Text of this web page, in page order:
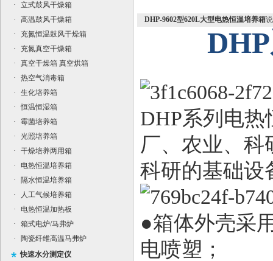
·
立式鼓风干燥箱
·
高温鼓风干燥箱
·
充氮恒温鼓风干燥箱
·
充氮真空干燥箱
·
真空干燥箱 真空烘箱
·
热空气消毒箱
·
生化培养箱
·
恒温恒湿箱
·
霉菌培养箱
·
光照培养箱
·
干燥培养两用箱
·
电热恒温培养箱
·
隔水恒温培养箱
·
人工气候培养箱
·
电热恒温加热板
·
箱式电炉/马弗炉
·
陶瓷纤维高温马弗炉
快速水分测定仪
DHP-9602型620L大型电热恒温培养箱
DHP系列电热
厂、农业、科
科研的基础设
●箱体外壳采
电喷塑；